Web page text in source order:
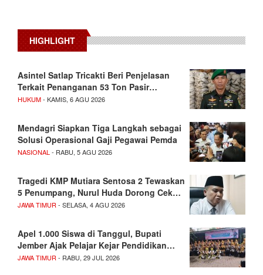
HIGHLIGHT
Asintel Satlap Tricakti Beri Penjelasan
Terkait Penanganan 53 Ton Pasir…
HUKUM- KAMIS, 6 AGU 2026
Mendagri Siapkan Tiga Langkah sebagai
Solusi Operasional Gaji Pegawai Pemda
NASIONAL - RABU, 5 AGU 2026
Tragedi KMP Mutiara Sentosa 2 Tewaskan
5 Penumpang, Nurul Huda Dorong Cek…
JAWA TIMUR - SELASA, 4 AGU 2026
Apel 1.000 Siswa di Tanggul, Bupati
Jember Ajak Pelajar Kejar Pendidikan…
JAWA TIMUR - RABU, 29 JUL 2026